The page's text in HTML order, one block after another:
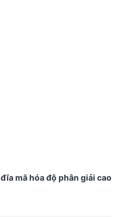
đĩa mã hóa độ phân giải cao